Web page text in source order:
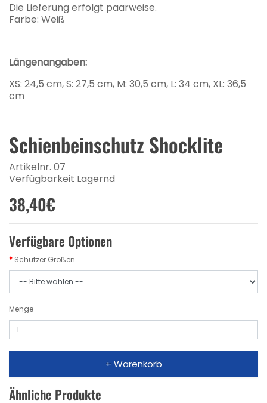
Die Lieferung erfolgt paarweise.
Farbe: Weiß
Längenangaben:
XS: 24,5 cm, S: 27,5 cm, M: 30,5 cm, L: 34 cm, XL: 36,5
cm
Schienbeinschutz Shocklite
Artikelnr. 07
Verfügbarkeit Lagernd
38,40€
Verfügbare Optionen
Schützer Größen
Menge
+ Warenkorb
Ähnliche Produkte